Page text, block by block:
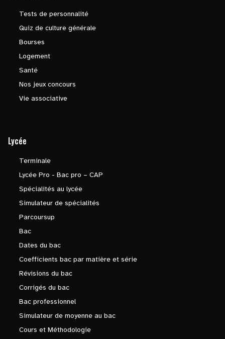
Tests de personnalité
Quiz de culture générale
Bourses
Logement
Santé
Nos jeux concours
Vie associative
Lycée
Terminale
Lycée Pro - Bac pro – CAP
Spécialités au lycée
Simulateur de spécialités
Parcoursup
Bac
Dates du bac
Coefficients bac par matière et série
Révisions du bac
Corrigés du bac
Bac professionnel
Simulateur de moyenne au bac
Cours et Méthodologie